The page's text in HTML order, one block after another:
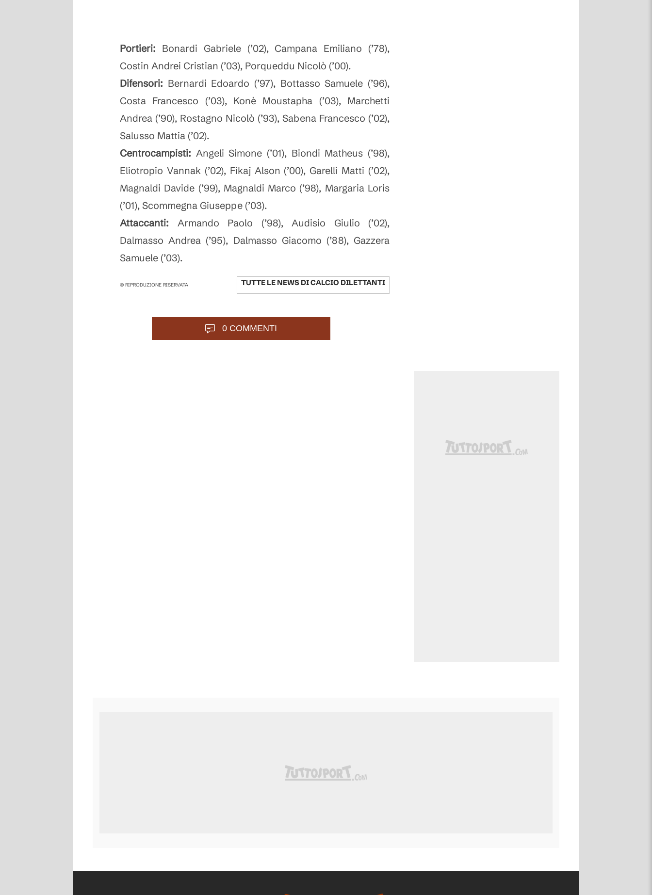
Portieri: Bonardi Gabriele (’02), Campana Emiliano (’78),
Costin Andrei Cristian (’03), Porqueddu Nicolò (’00).
Difensori: Bernardi Edoardo (’97), Bottasso Samuele (’96),
Costa Francesco (’03), Konè Moustapha (’03), Marchetti
Andrea (’90), Rostagno Nicolò (’93), Sabena Francesco (’02),
Salusso Mattia (’02).
Centrocampisti: Angeli Simone (’01), Biondi Matheus (’98),
Eliotropio Vannak (’02), Fikaj Alson (’00), Garelli Matti (’02),
Magnaldi Davide (’99), Magnaldi Marco (’98), Margaria Loris
(’01), Scommegna Giuseppe (’03).
Attaccanti: Armando Paolo (’98), Audisio Giulio (’02),
Dalmasso Andrea (’95), Dalmasso Giacomo (’88), Gazzera
Samuele (’03).
© RIPRODUZIONE RISERVATA TUTTE LE NEWS DICALCIO DILETTANTI
0 COMMENTI